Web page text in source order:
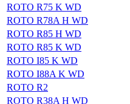
ROTO R75 K WD
ROTO R78A H WD
ROTO R85 H WD
ROTO R85 K WD
ROTO I85 K WD
ROTO I88A K WD
ROTO R2
ROTO R38A H WD